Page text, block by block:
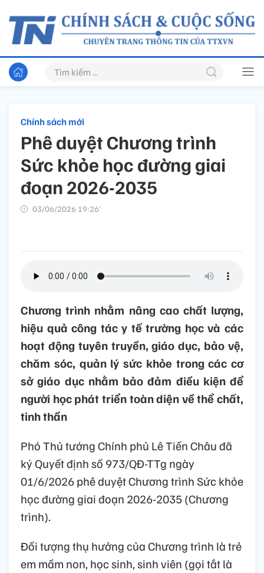
Chính sách mới
Phê duyệt Chương trình
Sức khỏe học đường giai
đoạn 2026-2035
03/06/2026 19:26’
Chương trình nhằm nâng cao chất lượng,
hiệu quả công tác y tế trường học và các
hoạt động tuyên truyền, giáo dục, bảo vệ,
chăm sóc, quản lý sức khỏe trong các cơ
sở giáo dục nhằm bảo đảm điều kiện để
người học phát triển toàn diện về thể chất,
tinh thần
Phó Thủ tướng Chính phủ Lê Tiến Châu đã
ký Quyết định số 973/QĐ-TTg ngày
01/6/2026 phê duyệt Chương trình Sức khỏe
học đường giai đoạn 2026-2035 (Chương
trình).
Đối tượng thụ hưởng của Chương trình là trẻ
em mầm non, học sinh, sinh viên (gọi tắt là